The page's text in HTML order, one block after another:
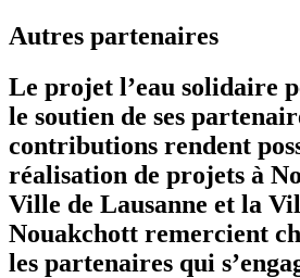
Autres partenaires
Le projet l’eau solidaire
le soutien de ses
contributions rendent
réalisation de projets à
Ville de Lausanne et la
Nouakchott remercient
les partenaires qui